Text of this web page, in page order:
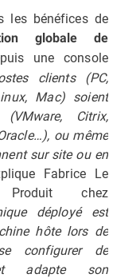
les bénéfices de
globale de
une console
clients (PC,
Mac) soient
Citrix,
ou même
sur site ou en
Fabrice Le
chez
déployé est
hôte lors de
configurer de
adapte son